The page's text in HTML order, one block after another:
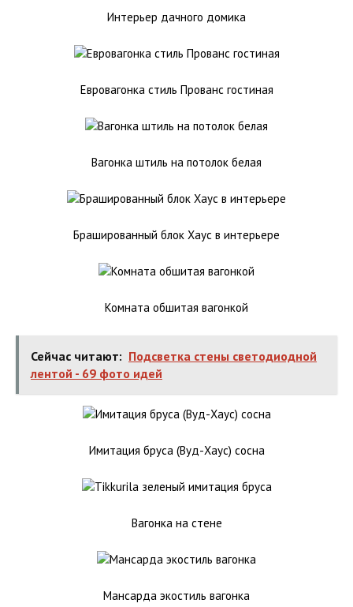
Интерьер дачного домика
Евровагонка стиль Прованс гостиная
Вагонка штиль на потолок белая
Брашированный блок Хаус в интерьере
Комната обшитая вагонкой
Сейчас читают: Подсветка стены светодиодной
лентой - 69 фото идей
Имитация бруса (Вуд-Хаус) сосна
Вагонка на стене
Мансарда экостиль вагонка